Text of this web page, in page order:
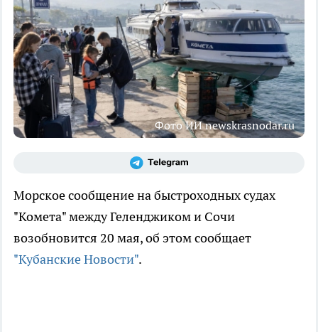
Фото ИИ newskrasnodar.ru
Морское сообщение на быстроходных судах
"Комета" между Геленджиком и Сочи
возобновится 20 мая, об этом сообщает
"Кубанские Новости".